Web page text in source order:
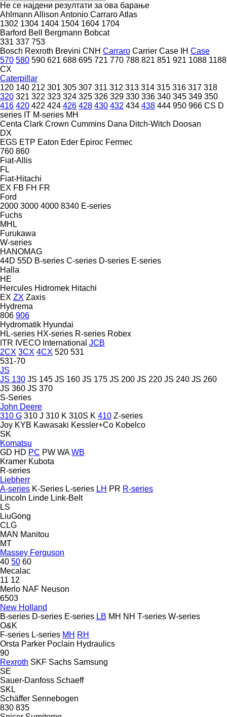
Не се најдени резултати за ова барање
Ahlmann Allison Antonio CarraroAtlas
1302 1304 1404 1504 1604 1704
Barford Bell Bergmann Bobcat
331 337 753
Bosch Rexroth Brevini CNH Carraro Carrier Case IH Case
570 580 590 621 688 695 721 770 788 821 851 921 1088 1188
CX
Caterpillar
120 140 212 301 305 307 311 312 313 314 315 316 317 318
320 321 322 323 324 325 326 329 330 336 340 345 349 350
416 420 422 424 426 428 430 432 434 438 444 950 966 CS D
series IT M-series MH
Centa Clark Crown Cummins Dana Ditch-Witch Doosan
DX
EGS ETP Eaton Eder Epiroc Fermec
760 860
Fiat-Allis
FL
Fiat-Hitachi
EX FB FH FR
Ford
2000 3000 4000 8340 E-series
Fuchs
MHL
Furukawa
W-series
HANOMAG
44D 55D B-series C-series D-series E-series
Halla
HE
Hercules Hidromek Hitachi
EX ZX Zaxis
Hydrema
806 906
Hydromatik Hyundai
HL-series HX-series R-series Robex
ITR IVECO International JCB
2CX 3CX 4CX 520 531
531-70
JS
JS 130 JS 145 JS 160 JS 175 JS 200 JS 220 JS 240 JS 260
JS 360 JS 370
S-Series
John Deere
310 G 310 J 310 K 310S K 410 Z-series
Joy KYB Kawasaki Kessler+Co Kobelco
SK
Komatsu
GD HD PC PW WA WB
Kramer Kubota
R-series
Liebherr
A-series K-Series L-series LH PR R-series
Lincoln Linde Link-Belt
LS
LiuGong
CLG
MAN Manitou
MT
Massey Ferguson
40 50 60
Mecalac
11 12
Merlo NAF Neuson
6503
New Holland
B-series D-series E-series LB MH NH T-series W-series
O&K
F-series L-series MH RH
Orsta Parker Poclain Hydraulics
90
Rexroth SKF Sachs Samsung
SE
Sauer-Danfoss Schaeff
SKL
Schäffer Sennebogen
830 835